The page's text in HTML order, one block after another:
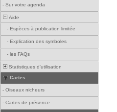
- Sur votre agenda
Aide
- Espèces à publication limitée
- Explication des symboles
- les FAQs
Statistiques d'utilisation
Cartes
- Oiseaux nicheurs
- Cartes de présence